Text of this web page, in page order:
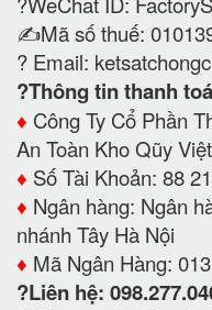
✍️Mã số thuế:
? Email:
?Thông tin thanh
♦️ Công Ty Cổ Phần
An Toàn Kho Qũy
♦️ Số Tài Khoản: 88
♦️ Ngân hàng: Ngân
nhánh Tây Hà Nội
♦️ Mã Ngân Hàng:
?Liên hệ: